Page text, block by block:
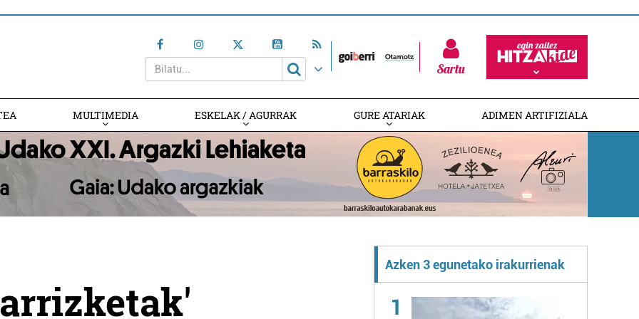
Sartu
MULTIMEDIA ESKELAK / AGURRAK GURE ATARIAK ADIMEN ARTIFIZIALA
Azken 3 egunetako irakurrienak
1